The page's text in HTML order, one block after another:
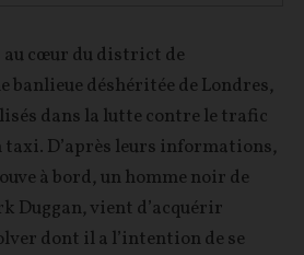
au cœur du district de
banlieue déshéritée de Londres,
dans la lutte contre le trafic
taxi. D’après leurs informations,
à bord, un homme noir de
Duggan, vient d’acquérir
dont il a l’intention de se